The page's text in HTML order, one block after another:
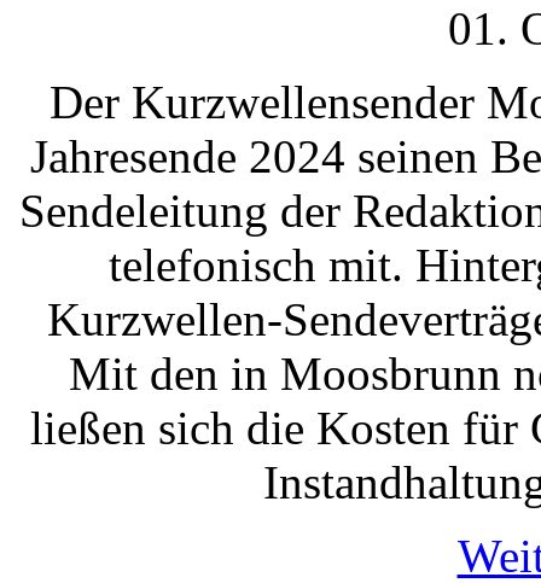
01.
Der Kurzwellensender
Jahresende 2024 seinen
Sendeleitung der
telefonisch mit.
Kurzwellen-
Mit den in Moosbrunn
ließen sich die Kosten für